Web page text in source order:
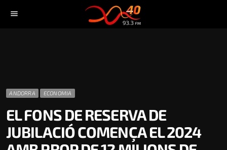
menu
ANDORRA ECONOMIA
EL FONS DE RESERVA DE
JUBILACIÓ COMENÇA EL 2024